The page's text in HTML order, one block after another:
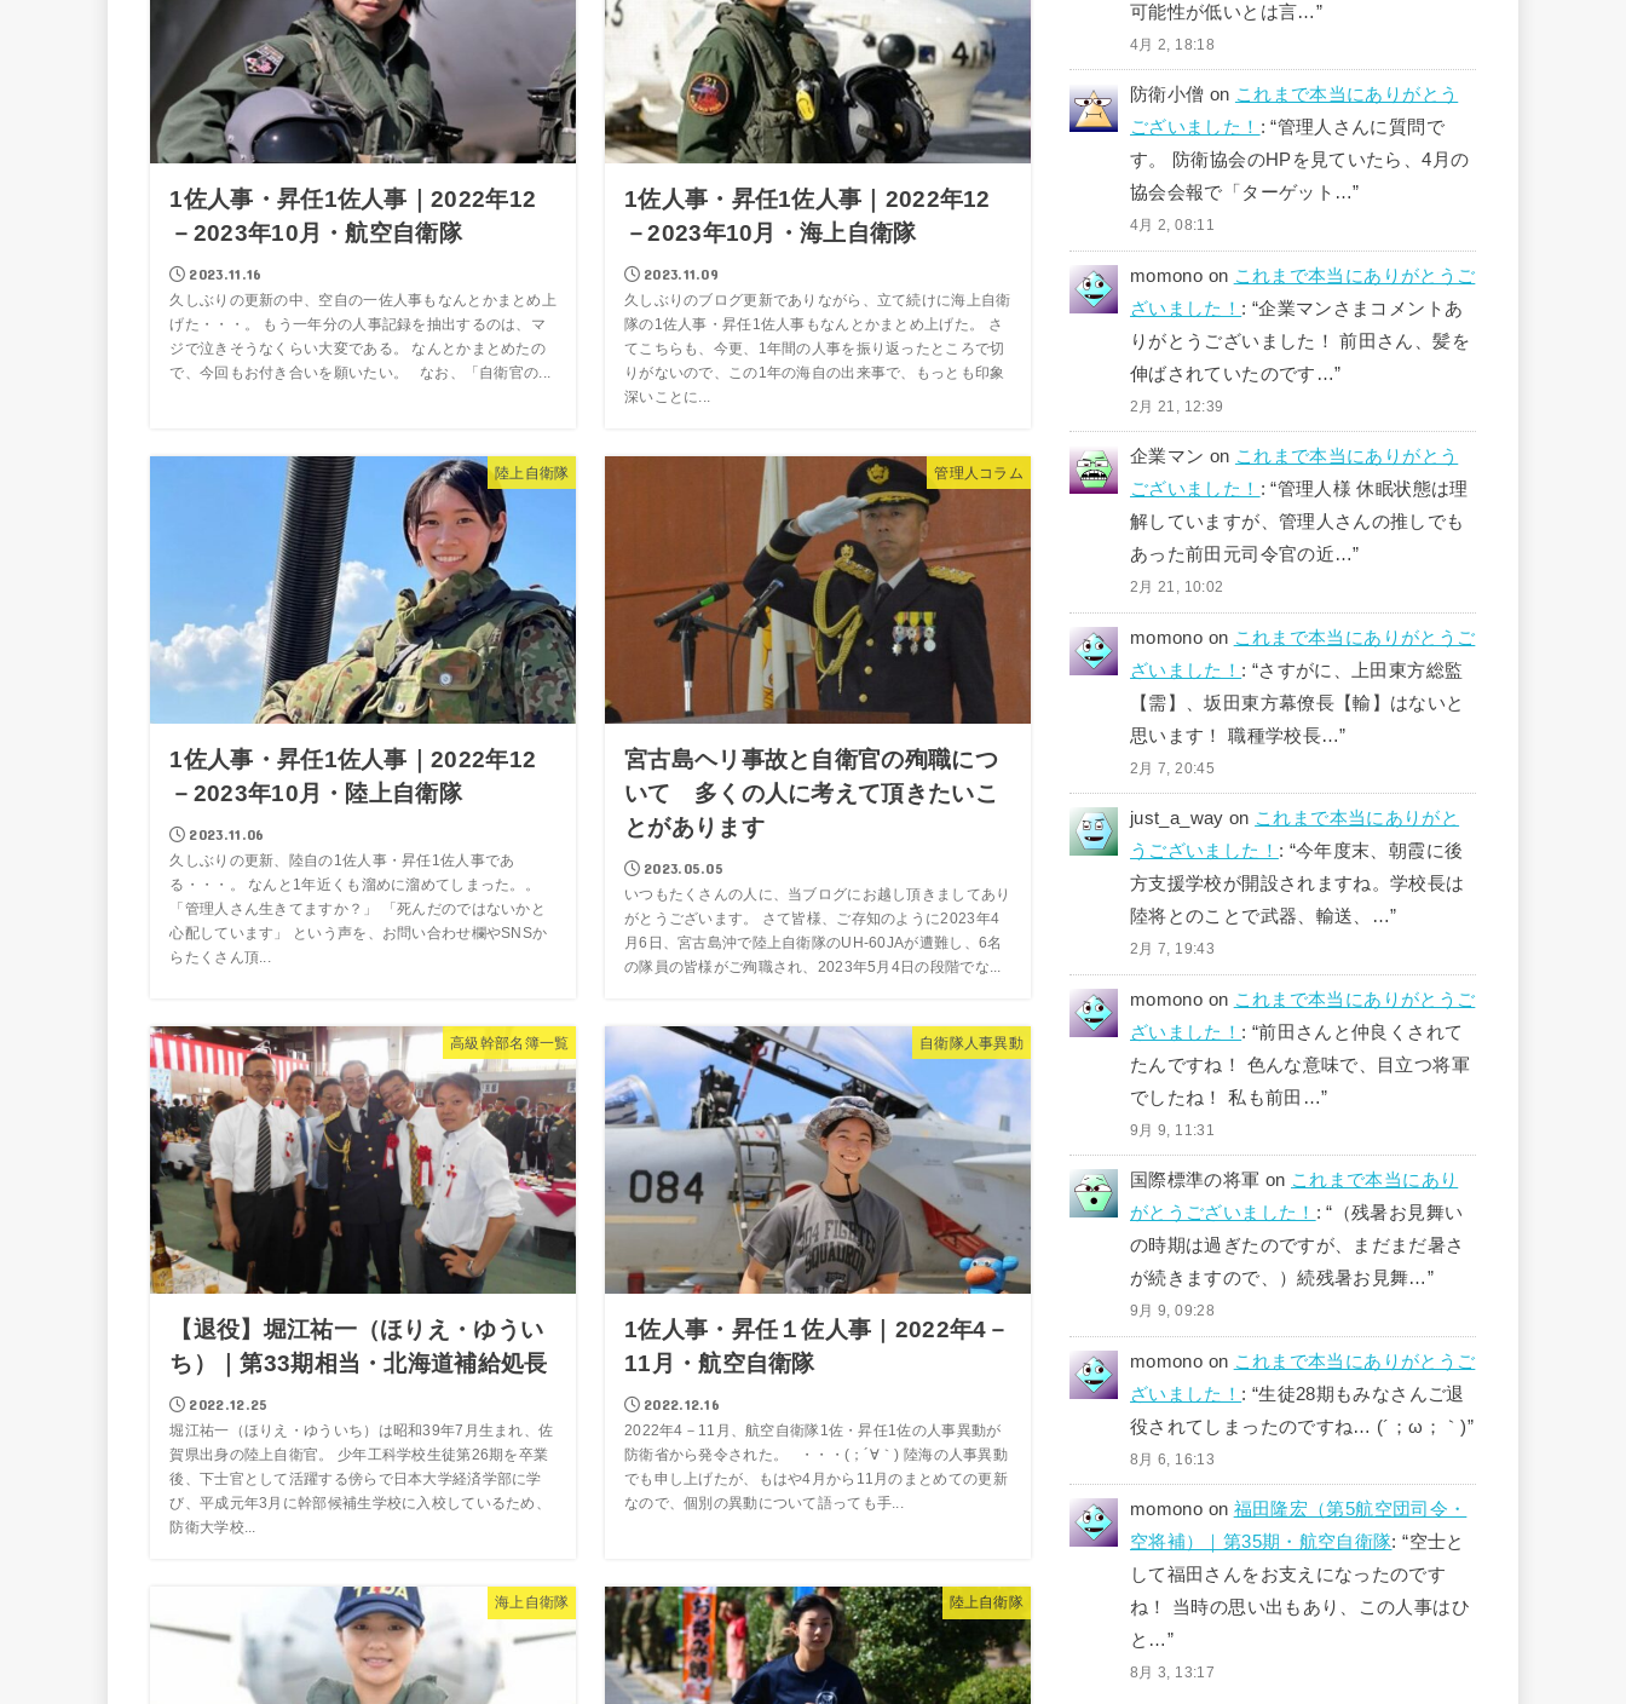
1佐人事・昇任1佐人事｜2022年12
－2023年10月・航空自衛隊
2023.11.16
久しぶりの更新の中、空自の一佐人事もなんとかまとめ上
げた・・・。 もう一年分の人事記録を抽出するのは、マ
ジで泣きそうなくらい大変である。 なんとかまとめたの
で、今回もお付き合いを願いたい。 なお、「自衛官の...
1佐人事・昇任1佐人事｜2022年12
－2023年10月・海上自衛隊
2023.11.09
久しぶりのブログ更新でありながら、立て続けに海上自衛
隊の1佐人事・昇任1佐人事もなんとかまとめ上げた。 さ
てこちらも、今更、1年間の人事を振り返ったところで切
りがないので、この1年の海自の出来事で、もっとも印象
深いことに...
陸上自衛隊
1佐人事・昇任1佐人事｜2022年12
－2023年10月・陸上自衛隊
2023.11.06
久しぶりの更新、陸自の1佐人事・昇任1佐人事であ
る・・・。 なんと1年近くも溜めに溜めてしまった。。
「管理人さん生きてますか？」 「死んだのではないかと
心配しています」 という声を、お問い合わせ欄やSNSか
らたくさん頂...
管理人コラム
宮古島ヘリ事故と自衛官の殉職につ
いて 多くの人に考えて頂きたいこ
とがあります
2023.05.05
いつもたくさんの人に、当ブログにお越し頂きましてあり
がとうございます。 さて皆様、ご存知のように2023年4
月6日、宮古島沖で陸上自衛隊のUH-60JAが遭難し、6名
の隊員の皆様がご殉職され、2023年5月4日の段階でな...
高級幹部名簿一覧
【退役】堀江祐一（ほりえ・ゆうい
ち）｜第33期相当・北海道補給処長
2022.12.25
堀江祐一（ほりえ・ゆういち）は昭和39年7月生まれ、佐
賀県出身の陸上自衛官。 少年工科学校生徒第26期を卒業
後、下士官として活躍する傍らで日本大学経済学部に学
び、平成元年3月に幹部候補生学校に入校しているため、
防衛大学校...
自衛隊人事異動
1佐人事・昇任１佐人事｜2022年4－
11月・航空自衛隊
2022.12.16
2022年4－11月、航空自衛隊1佐・昇任1佐の人事異動が
防衛省から発令された。 ・・・(；´∀｀) 陸海の人事異動
でも申し上げたが、もはや4月から11月のまとめての更新
なので、個別の異動について語っても手...
海上自衛隊 陸上自衛隊
可能性が低いとは言…”
4月 2, 18:18
防衛小僧 on これまで本当にありがとう
ございました！ : “管理人さんに質問で
す。 防衛協会のHPを見ていたら、4月の
協会会報で「ターゲット…”
4月 2, 08:11
momono on これまで本当にありがとうご
ざいました！ : “企業マンさまコメントあ
りがとうございました！ 前田さん、髪を
伸ばされていたのです…”
2月 21, 12:39
企業マン on これまで本当にありがとう
ございました！ : “管理人様 休眠状態は理
解していますが、管理人さんの推しでも
あった前田元司令官の近…”
2月 21, 10:02
momono on これまで本当にありがとうご
ざいました！ : “さすがに、上田東方総監
【需】、坂田東方幕僚長【輸】はないと
思います！ 職種学校長…”
2月 7, 20:45
just_a_way on これまで本当にありがと
うございました！ : “今年度末、朝霞に後
方支援学校が開設されますね。学校長は
陸将とのことで武器、輸送、…”
2月 7, 19:43
momono on これまで本当にありがとうご
ざいました！ : “前田さんと仲良くされて
たんですね！ 色んな意味で、目立つ将軍
でしたね！ 私も前田…”
9月 9, 11:31
国際標準の将軍 on これまで本当にあり
がとうございました！ : “ （残暑お見舞い
の時期は過ぎたのですが、まだまだ暑さ
が続きますので、）続残暑お見舞…”
9月 9, 09:28
momono on これまで本当にありがとうご
ざいました！ : “生徒28期もみなさんご退
役されてしまったのですね… (´；ω；｀)”
8月 6, 16:13
momono on 福田隆宏（第5航空団司令・
空将補）｜第35期・航空自衛隊: “空士と
して福田さんをお支えになったのです
ね！ 当時の思い出もあり、この人事はひ
と…”
8月 3, 13:17